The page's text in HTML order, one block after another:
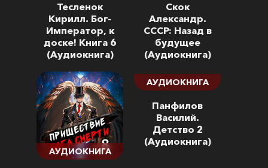
Тесленок
Кирилл. Бог-
Император, к
доске! Книга 6
(Аудиокнига)
Скок
Александр.
СССР: Назад в
будущее
(Аудиокнига)
АУДИОКНИГА
АУДИОКНИГА
Панфилов
Василий.
Детство 2
(Аудиокнига)